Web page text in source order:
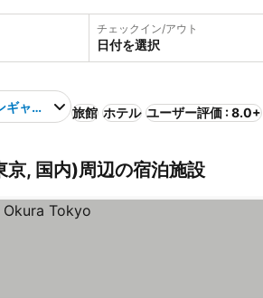
チェックイン/アウト
日付を選択
ギャラリー 旅館 ホテル ユーザー評価 : 8.0+
, 国内)周辺の宿泊施設